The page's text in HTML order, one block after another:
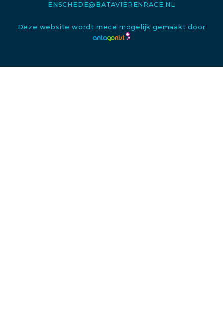
ENSCHEDE@BATAVIERENRACE.NL
Deze website wordt mede mogelijk gemaakt door